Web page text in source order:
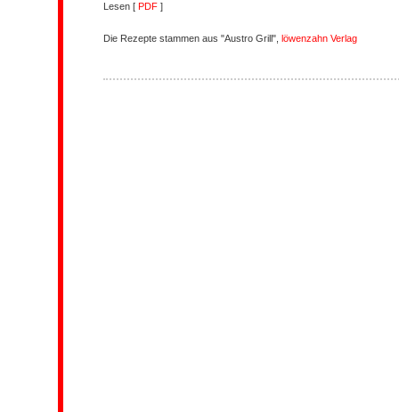
Lesen [ PDF ]
Die Rezepte stammen aus "Austro Grill", löwenzahn Verlag